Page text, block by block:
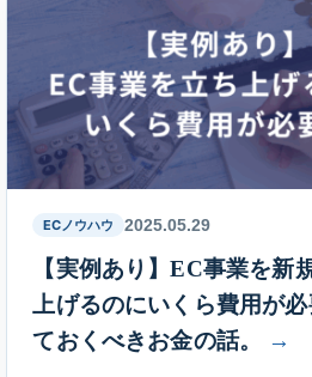
ECノウハウ 2025.05.29
【実例あり】EC事業を新
上げるのにいくら費用が必
ておくべきお金の話。